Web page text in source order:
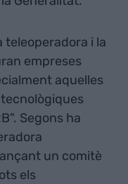
teleoperadora i la
empreses
aquelles
Segons ha
un comitè
els